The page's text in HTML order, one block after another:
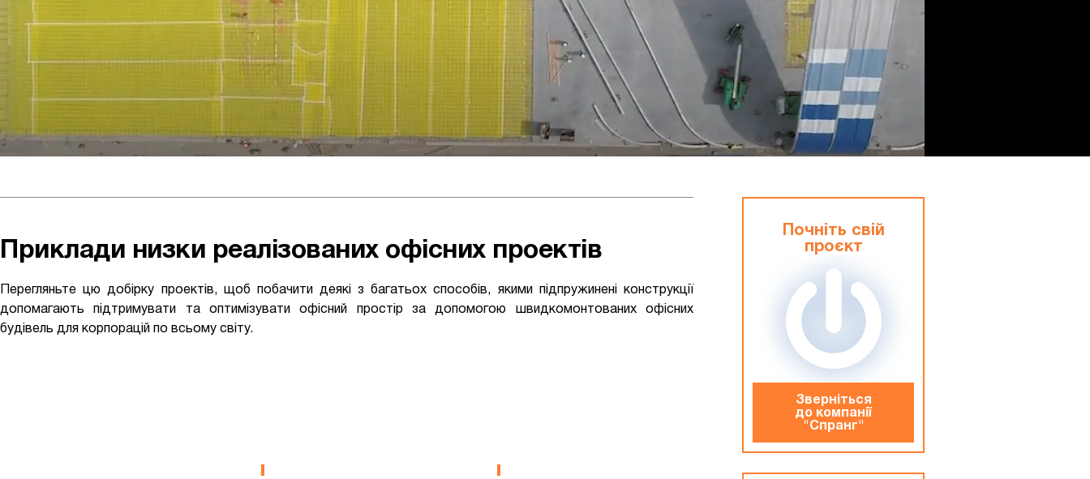
Приклади низки реалізованих офісних проектів
Перегляньте цю добірку проектів, щоб побачити деякі з багатьох способів, якими підпружинені конструкції
допомагають підтримувати та оптимізувати офісний простір за допомогою швидкомонтованих офісних
будівель для корпорацій по всьому світу.
Почніть свій
проєкт
Зверніться
до компанiї
"Спранг"